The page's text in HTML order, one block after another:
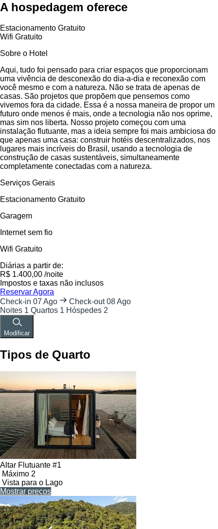
A hospedagem oferece
Estacionamento Gratuito
Wifi Gratuito
Sobre o Hotel
Aqui, tudo foi pensado para criar espaços que proporcionam
uma vivência de desconexão do dia-a-dia e reconexão com
você mesmo e com a natureza. Não se trata de apenas de
casas. São projetos que propõem que pensemos como
vivemos fora da cidade. Essa é a nossa maneira de propor um
futuro onde menos é mais, onde a tecnologia não nos oprime,
mas sim nos liberta. Nosso projeto começou com uma
instalação flutuante, mas a ideia sempre foi mais ambiciosa do
que apenas uma casa: construir hotéis descentralizados, nos
lugares mais incríveis do Brasil, usando a tecnologia de
construção de casas sustentáveis, simultaneamente
completamente conectadas com a natureza.
Serviços Gerais
Estacionamento Gratuito
Garagem
Internet sem fio
Wifi Gratuito
Diárias a partir de:
R$ 1.400,00 /noite
Impostos e taxas não inclusos
Reservar Agora
Check-in 07 Ago Check-out 08 Ago
Noites 1 Quartos 1 Hóspedes 2
Modificar
Tipos de Quarto
Altar Flutuante #1
Máximo 2
Vista para o Lago
Mostrar preços